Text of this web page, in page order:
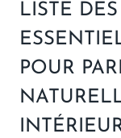
LISTE
POUR